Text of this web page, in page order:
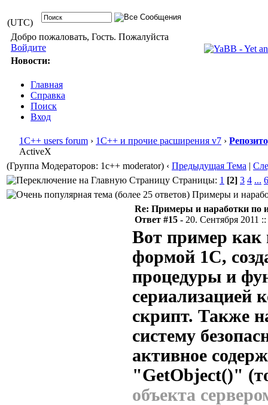
(UTC)
Добро пожаловать, Гость. Пожалуйста
Войдите
Новости:
Главная
Справка
Поиск
Вход
1С++ users forum › 1С++ и прочие расширения v7 ›
ActiveX
(Группа Модераторов: 1c++ moderator) ‹ Предыдущая Тема |
Страницы: 1 [2] 3 4 ... 6
Примеры и
Re: Примеры и наработки по
Ответ #15 - 20. Сентября 2011
Вот пример как
формой 1С,
процедуры и
сериализацией
скрипт. Также
систему
активное
"GetObject()"
объекта